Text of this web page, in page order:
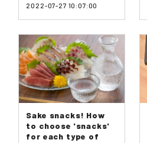
2022-07-27 10:07:00
Sake snacks! How
to choose 'snacks'
for each type of